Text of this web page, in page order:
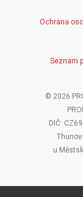
Ochrana
Seznam
© 2026
DIČ:
u